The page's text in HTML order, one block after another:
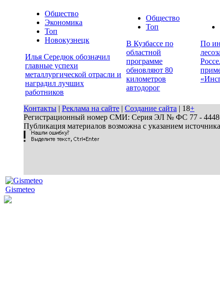
Общество
Экономика
Топ
Новокузнецк
Илья Середюк обозначил
главные успехи
металлургической отрасли и
наградил лучших
работников
Общество
Топ
В Кузбассе по
областной
программе
обновляют 80
километров
автодорог
По
Контакты | Реклама на сайте | Создание сайта | 18+
Регистрационный номер СМИ: Серия ЭЛ № ФС 77 - 44486
Публикация материалов возможна с указанием
Gismeteo